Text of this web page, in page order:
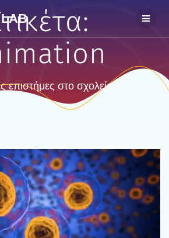
to
content
επιστήμες στο σχολείο...